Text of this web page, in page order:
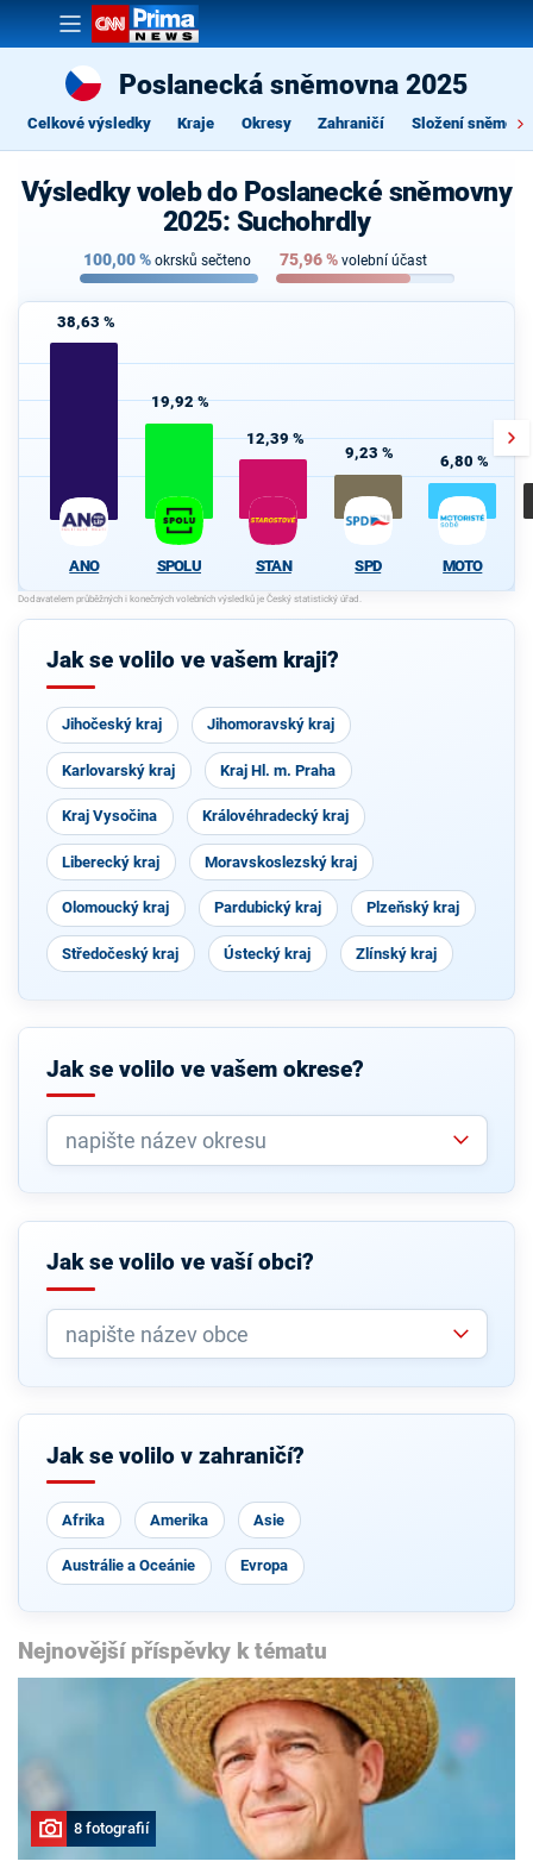
Poslanecká sněmovna 2025
Celkové výsledky Kraje Okresy Zahraničí Složení
Výsledky voleb do Poslanecké sněmovny
2025: Suchohrdly
100,00% okrsků sečteno 75,96% volební účast
38,63 %
ANO
19,92 %
SPOLU
12,39 %
STAN
9,23 %
SPD
6,80 %
MOTO
Jak se volilo ve vašem kraji?
Jihočeský kraj Jihomoravský kraj
Karlovarský kraj Kraj Hl. m. Praha
Kraj Vysočina Královéhradecký kraj
Liberecký kraj Moravskoslezský kraj
Olomoucký kraj Pardubický kraj Plzeňský kraj
Středočeský kraj Ústecký kraj Zlínský kraj
Jak se volilo ve vašem okrese?
Jak se volilo ve vaší obci?
Jak se volilo v zahraničí?
Afrika Amerika Asie
Austrálie a Oceánie Evropa
Nejnovější příspěvky k tématu
8 fotografií